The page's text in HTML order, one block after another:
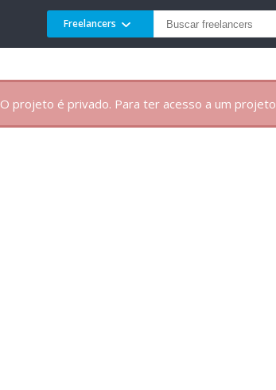
Freelancers
O projeto é privado. Para ter acesso a um